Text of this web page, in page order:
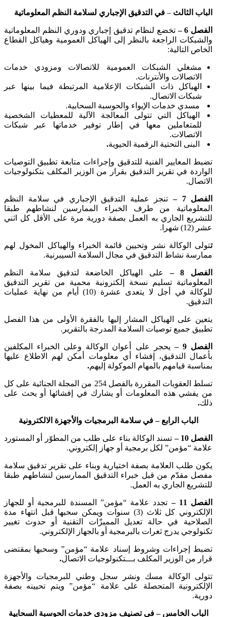
الباب الثالث –في التدقيق الإجباري لسلامة النظم المعلوماتية
الفصل 6 –
تخضع لنظام تدقيق إجباري ودوري النظم المعلوماتية
والشبكات الراجعة بالنظر إلى الهياكل العمومية وهياكل القطاع
الخاص التالية:
مشغلي الشبكات العمومية للاتصالات ومزودي خدمات
الاتصالات والأنترنات.
الهياكل ذات الشبكات الإعلامية المرتبطة فيما بينها عبر
شبكات الاتصال.
مسدي خدمات الإيواء والحوسبة السحابية.
الهياكل التي تتولى المعالجة الآلية للمعطيات الشخصية
للمتعاملين معها في إطار توفير خدماتها عبر شبكات
الاتصالات.
البنى التحتية الرقمية الحيوية.
تضبط المعايير الفنية للتدقيق وإجراءات متابعة تطبيق التوصيات
الواردة في تقرير التدقيق بقرار من الوزير المكلف بتكنولوجيات
الاتصال.
الفصل 7 –
تنجز عملية التدقيق الإجباري في سلامة النظم
المعلوماتية من طرف الخبراء الممارسين لنشاطهم طبقا
للتشريع الجاري به العمل بصفة دورية مرة على الأقل كل اثني
عشر (12) شهرا.
تتولى الوكالة نشر وتحيين قائمة الخبراء والهياكل المخول لهم
ممارسة نشاط التدقيق في مجال السلامة السيبرنية.
الفصل 8 –
على الهياكل الخاضعة لتدقيق سلامة النظم
المعلوماتية تسليم نسخة إلكترونية محمية من تقرير التدقيق
للوكالة في أجل لا يتعدى عشرة (10) أيام من نهاية عمليات
التدقيق.
يتعين على الهياكل المشار إليها بالفقرة الأولى من هذا الفصل
تطبيق جميع توصيات السلامة المدرجة بالتقرير.
الفصل 9 –
يحجر على أعوان الوكالة وعلى الخبراء المكلفين
بأعمال التدقيق، إفشاء أي معلومات أمكن لهم الاطلاع عليها
بمناسبة قيامهم بالمهام الموكولة إليهم.
تسلط العقوبات المقررة بالفصل 254 من المجلة الجنائية على كل
من يفشي هذه المعلومات أو يشارك في إفشائها أو يحث على
ذلك.
الباب الرابع – في سلامة البرمجيات والأجهزة الالكترونية
الفصل 10 –
تسند الوكالة بناء على طلب من المطوّر أو المستورد
علامة “مؤمن” لكل برمجية أو جهاز إلكتروني.
يكون طلب العلامة بصفة اختيارية وبناء على تقرير تدقيق سلامة
مفصل مقدّم من قبل خبراء التدقيق الممارسين لنشاطهم طبقا
للتشريع الجاري به العمل.
الفصل 11 – تجدد علامة “مؤمن” المسندة للبرمجية
أو للجهاز
الإلكتروني كل ثلاث (3) سنوات ويمكن سحبها قبل انتهاء مدة
الصلاحية في حالة تعديل المميزّات التقنية أو حدوث تغيير
تكنولوجي يدرج ثغرات بالبرمجية أو بالجهاز الإلكتروني.
تضبط إجراءات وشروط إسناد علامة “مؤمن” وسحبها بمقتضى
قرار من الوزير المكلف بـــتكنولوجيات الاتصال.
تتولى الوكالة مسك ونشر سجل وطني للبرمجيات والأجهزة
الإلكترونية المتحصلة على علامة “مؤمن” ويتم تحيينه بصفة
دورية.
الباب الخامس – في تصنيف مزودي خدمات الحوسبة السحابية